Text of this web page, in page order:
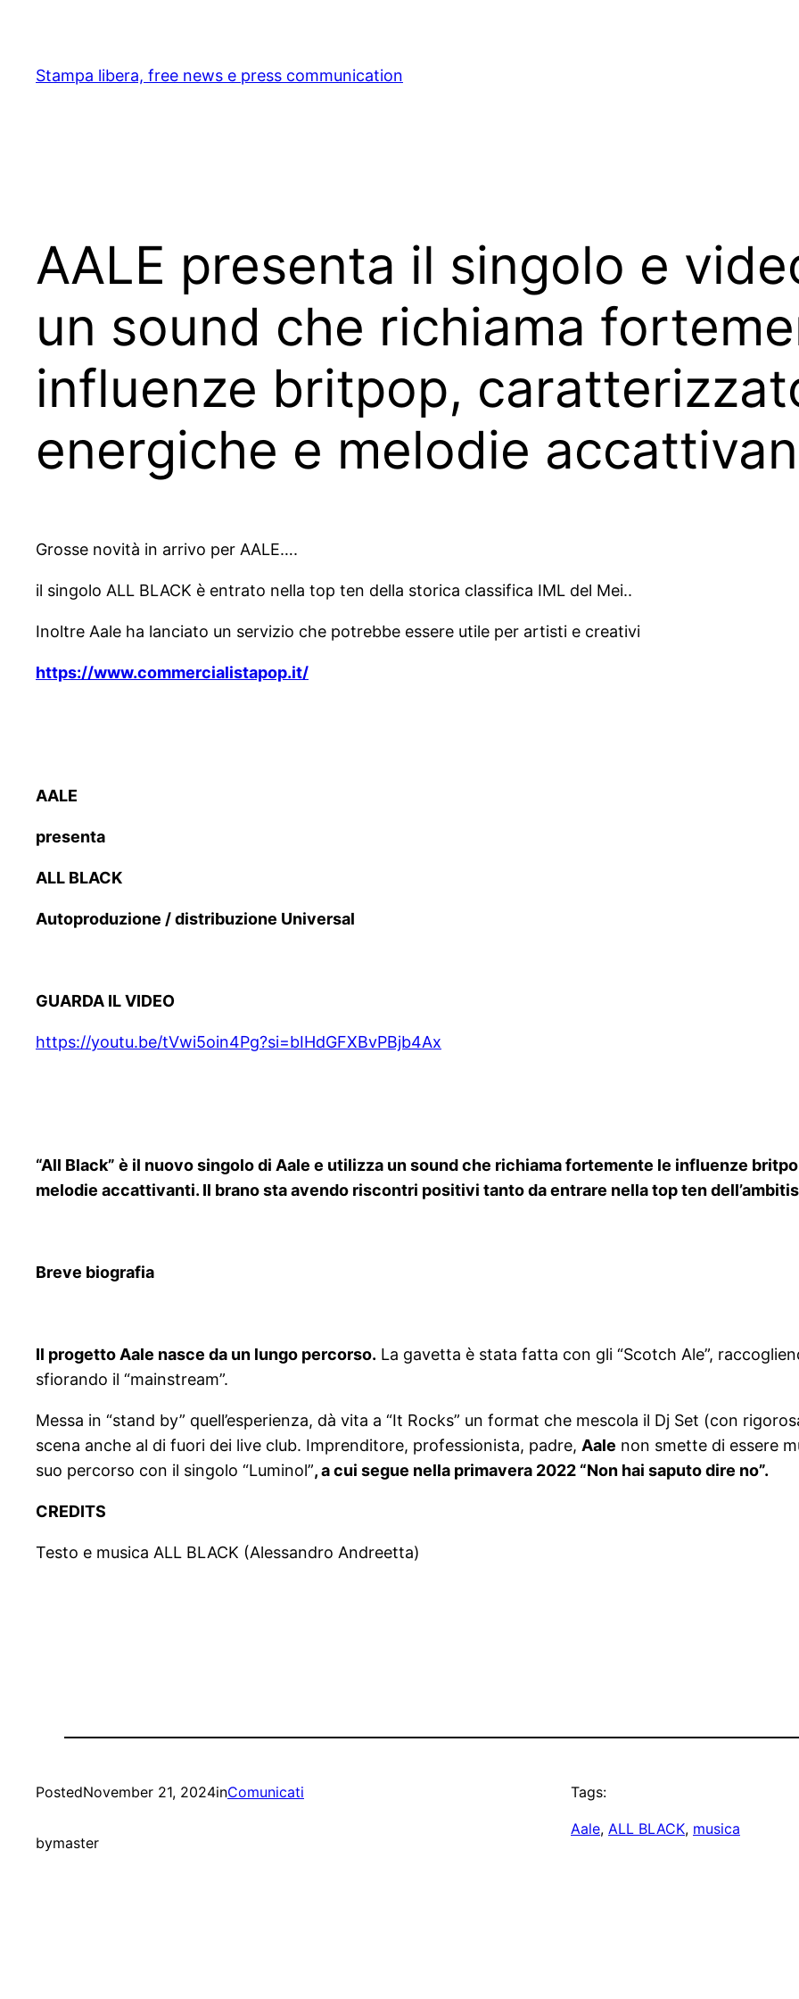
content
Stampa libera, free news e press communication
AALE presenta il singolo e
un sound che richiama
influenze britpop,
energiche e melodie
Grosse novità in arrivo per AALE….
il singolo ALL BLACK è entrato nella top ten della storica classifica IML del Mei..
Inoltre Aale ha lanciato un servizio che potrebbe essere utile per artisti e creativi
https://www.commercialistapop.it/
AALE
presenta
ALL BLACK
Autoproduzione / distribuzione Universal
GUARDA IL VIDEO
https://youtu.be/tVwi5oin4Pg?si=bIHdGFXBvPBjb4Ax
“All Black” è il nuovo singolo di Aale e utilizza un sound che richiama fortemente le influenze
melodie accattivanti. Il brano sta avendo riscontri positivi tanto da entrare nella top ten
Breve biografia
Il progetto Aale nasce da un lungo percorso. La gavetta è stata fatta con gli “Scotch Ale”,
sfiorando il “mainstream”.
Messa in “stand by” quell’esperienza, dà vita a “It Rocks” un format che mescola il Dj Set (con
scena anche al di fuori dei live club. Imprenditore, professionista, padre, Aale non smette di essere
suo percorso con il singolo “Luminol”, a cui segue nella primavera 2022 “Non hai saputo dire no”.
CREDITS
Testo e musica ALL BLACK (Alessandro Andreetta)
PostedNovember 21, 2024inComunicati
bymaster
Tags:
Aale, ALL BLACK, musica